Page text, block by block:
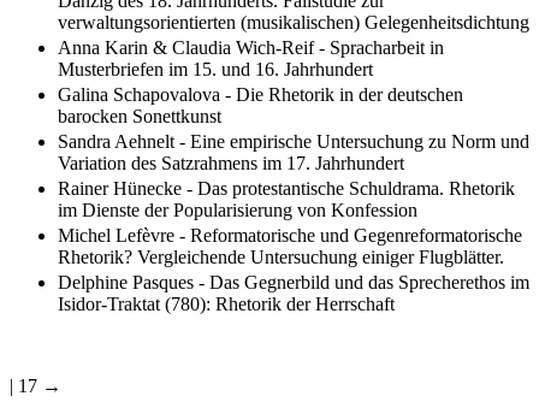
verwaltungsorientierten (musikalischen) Gelegenheitsdichtung
Anna Karin & Claudia Wich-Reif - Spracharbeit in
Musterbriefen im 15. und 16. Jahrhundert
Galina Schapovalova - Die Rhetorik in der deutschen
barocken Sonettkunst
Sandra Aehnelt - Eine empirische Untersuchung zu Norm und
Variation des Satzrahmens im 17. Jahrhundert
Rainer Hünecke - Das protestantische Schuldrama. Rhetorik
im Dienste der Popularisierung von Konfession
Michel Lefèvre - Reformatorische und Gegenreformatorische
Rhetorik? Vergleichende Untersuchung einiger Flugblätter.
Delphine Pasques - Das Gegnerbild und das Sprecherethos im
Isidor-Traktat (780): Rhetorik der Herrschaft
| 17 →